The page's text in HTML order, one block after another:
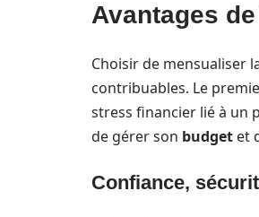
Avantages
Choisir de mensualiser
contribuables. Le
stress financier lié à un
de gérer son budget et
Confiance,